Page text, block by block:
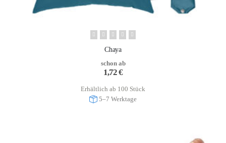
Chaya
schon ab
1,72€
Erhältlich ab 100 Stück
5–7 Werktage